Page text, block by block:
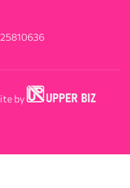
by